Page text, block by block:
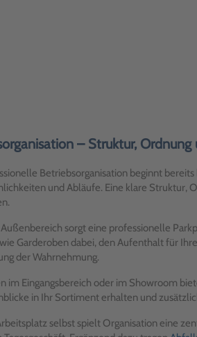
– Struktur,
Betriebsorganisation beginnt
und Abläufe. Eine klare Struktur,
sorgt eine professionelle
Garderoben dabei, den Aufenthalt für
der Wahrnehmung.
im Eingangsbereich oder im Showroom
in Ihr Sortiment erhalten und
selbst spielt Organisation eine